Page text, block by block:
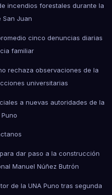
incendios forestales durante la
San Juan
cinco denuncias diarias
familiar
rechaza observaciones de la
universitarias
a nuevas autoridades de la
Puno
dar paso a la construcción
Manuel Núñez Butrón
de la UNA Puno tras segunda